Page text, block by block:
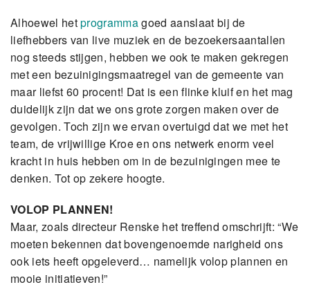
Alhoewel hetprogrammagoed aanslaat bij de
liefhebbers van live muziek en de bezoekersaantallen
nog steeds stijgen, hebben we ook te maken gekregen
met een bezuinigingsmaatregel van de gemeente van
maar liefst 60 procent! Dat is een flinke kluif en het mag
duidelijk zijn dat we ons grote zorgen maken over de
gevolgen. Toch zijn we ervan overtuigd dat we met het
team, de vrijwillige Kroe en ons netwerk enorm veel
kracht in huis hebben om in de bezuinigingen mee te
denken. Tot op zekere hoogte.
VOLOP PLANNEN!
Maar, zoals directeur Renske het treffend omschrijft: “We
moeten bekennen dat bovengenoemde narigheid ons
ook iets heeft opgeleverd… namelijk volop plannen en
mooie initiatieven!”